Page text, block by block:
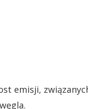
emisji,